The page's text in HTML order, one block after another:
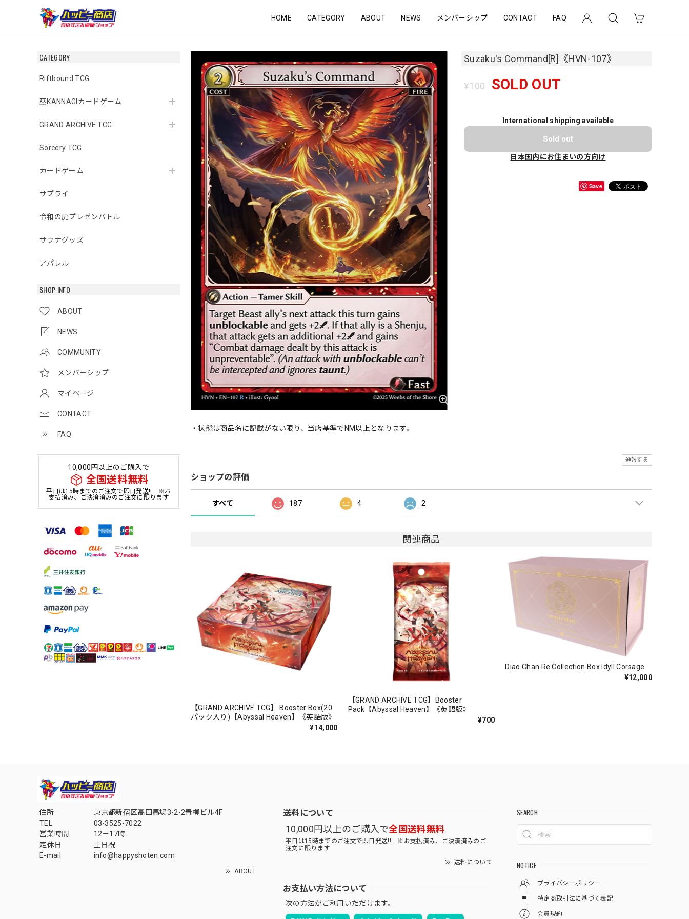
HOME CATEGORY ABOUT NEWS メンバーシップ CONTACT FAQ
CATEGORY
Riftbound TCG
巫KANNAGIカードゲーム
GRAND ARCHIVE TCG
Sorcery TCG
カードゲーム
サプライ
令和の虎プレゼンバトル
サウナグッズ
アパレル
SHOP INFO
ABOUT
NEWS
COMMUNITY
メンバーシップ
マイページ
CONTACT
FAQ
10,000円以上のご購入で
全国送料無料
平日は15時までのご注文で即日発送!! ※お
支払済み、ご決済済みのご注文に限ります
Suzaku's Command[R]《HVN-107》
¥100 SOLD OUT
International shipping available
Sold out
日本国内にお住まいの方向け
Save
・状態は商品名に記載がない限り、当店基準でNM以上となります。
通報する
ショップの評価
すべて 187 4 2
関連商品
【GRAND ARCHIVE TCG】 Booster Box(20
パック入り)【Abyssal Heaven】《英語版》
¥14,000
【GRAND ARCHIVE TCG】Booster
Pack【Abyssal Heaven】《英語版》
¥700
Diao Chan Re:Collection Box Idyll Corsage
¥12,000
住所
東京都新宿区高田馬場3-2-2青柳ビル4F
TEL
03-3525-7022
営業時間
12－17時
定休日
土日祝
E-mail
info@happyshoten.com
ABOUT
送料について
10,000円以上のご購入で全国送料無料
平日は15時までのご注文で即日発送!! ※お支払済み、ご決済済みのご
注文に限ります
送料について
お支払い方法について
次の方法がご利用いただけます。
SEARCH
NOTICE
プライバシーポリシー
特定商取引法に基づく表記
会員規約